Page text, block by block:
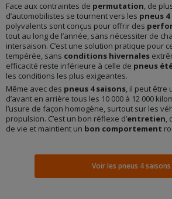
Face aux contraintes de permutation, de
d’automobilistes se tournent vers les pneus
polyvalents sont conçus pour offrir des
tout au long de l’année, sans nécessiter de
intersaison. C’est une solution pratique pour
tempérée, sans conditions hivernales
efficacité reste inférieure à celle de pneus
les conditions les plus exigeantes.
Même avec des pneus 4 saisons, il peut être
d’avant en arrière tous les 10 000 à 12 000
l’usure de façon homogène, surtout sur les
propulsion. C’est un bon réflexe d’entretien,
de vie et maintient un bon comportement
Voir les pneus 4 saisons